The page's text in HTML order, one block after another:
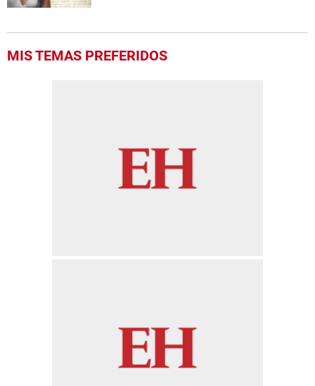
MIS TEMAS PREFERIDOS